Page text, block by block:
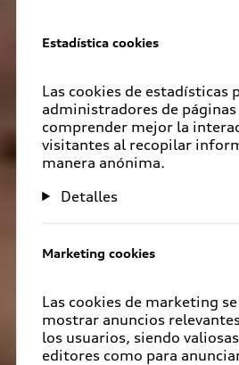
Estadística cookies
Las cookies de estadísticas
administradores de páginas
comprender mejor la
visitantes al recopilar
manera anónima.
Detalles
Marketing cookies
Las cookies de marketing
mostrar anuncios
los usuarios, siendo
editores como para